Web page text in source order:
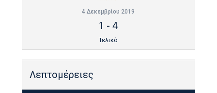
4 Δεκεμβρίου 2019
1 -4
Τελικό
Λεπτομέρειες